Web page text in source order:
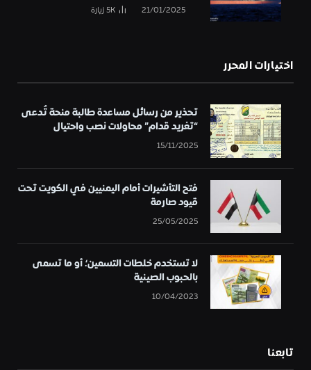
21/01/2025
5Kزيارة
اختيارات المحرر
تحذير من رسائل مساعدة طالبة منحة تُدعى
“تغريد قدام” محاولات نصب واحتيال
15/11/2025
فتح التأشيرات أمام اليمنيين في الكويت تحت
قيود صارمة
25/05/2025
لا تستخدم خلطات التسمين؛ أو ما تسمى
بالحبوب الصينية
10/04/2023
تابعنا